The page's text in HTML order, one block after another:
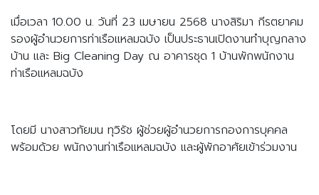
เมื่อเวลา 10.00 น. วันที่ 23 เมษายน 2568 นางสิริมา กีรตยาคม
รองผู้อำนวยการท่าเรือแหลมฉบัง เป็นประธานเปิดงานทำบุญกลาง
บ้าน และ Big Cleaning Day ณ อาคารชุด 1 บ้านพักพนักงาน
ท่าเรือแหลมฉบัง
โดยมี นางสาวทัยมน ทุวิรัช ผู้ช่วยผู้อำนวยการกองการบุคคล
พร้อมด้วย พนักงานท่าเรือแหลมฉบัง และผู้พักอาศัยเข้าร่วมงาน